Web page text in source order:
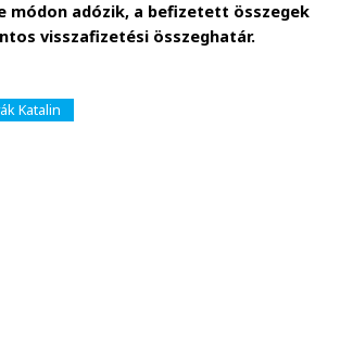
módon adózik, a befizetett összegek
visszafizetési összeghatár.
Katalin